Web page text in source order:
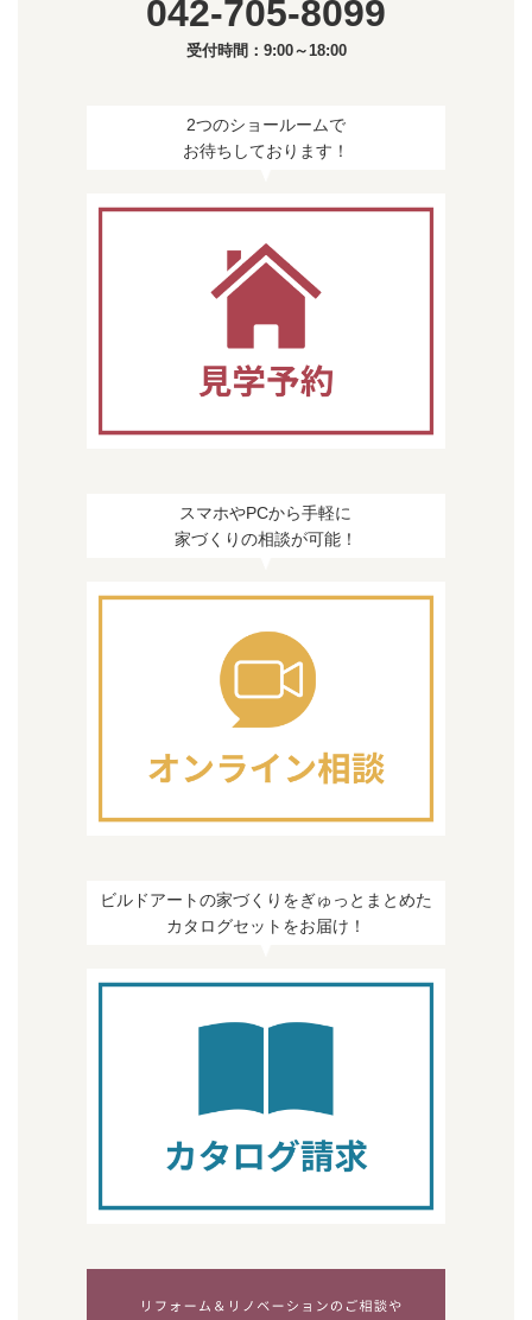
042-705-8099
受付時間：9:00～18:00
2つのショールームで
お待ちしております！
スマホやPCから手軽に
家づくりの相談が可能！
ビルドアートの家づくりをぎゅっとまとめた
カタログセットをお届け！